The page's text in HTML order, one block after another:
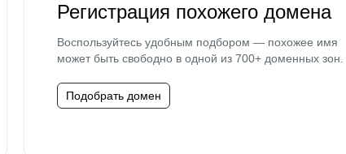
Регистрация похожего домена
Воспользуйтесь удобным подбором — похожее имя
может быть свободно в одной из 700+ доменных зон.
Подобрать домен